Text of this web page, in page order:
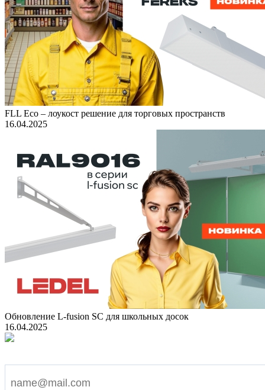
FLL Eco – лоукост решение для торговых пространств
16.04.2025
Обновление L-fusion SC для школьных досок
16.04.2025